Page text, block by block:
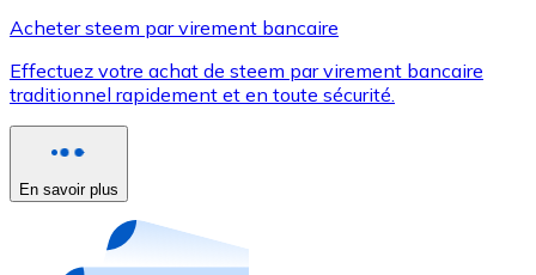
Utilisez les cartes Visa et Mastercard pour acheter
Acheter avec carte
Nouveau
Achetez des cartes-cadeaux de vos marques
Acheter steem par virement bancaire
Effectuez votre achat de steem par virement bancaire
traditionnel rapidement et en toute sécurité.
En savoir plus